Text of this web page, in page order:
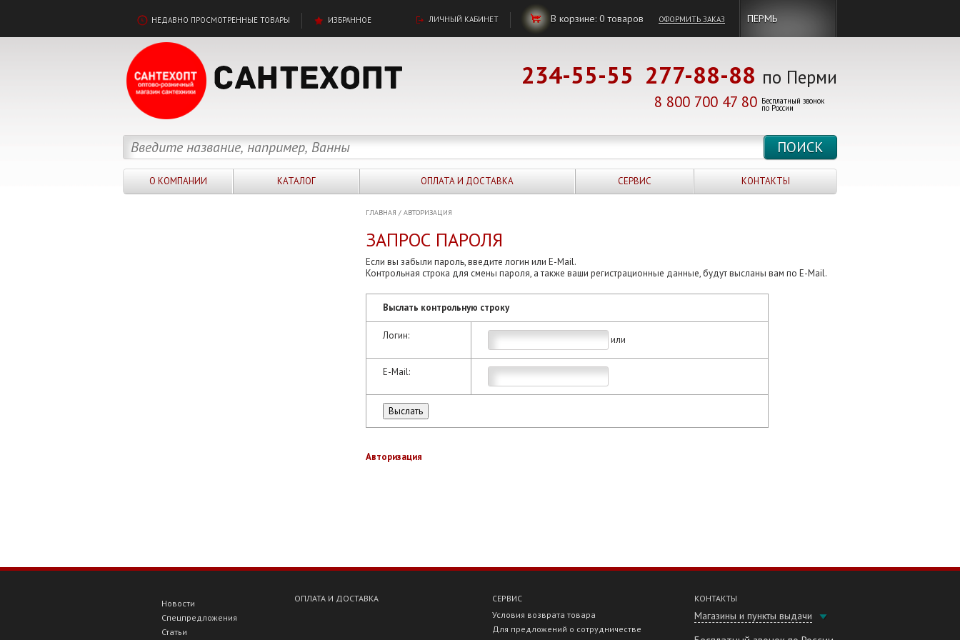
НЕДАВНО ПРОСМОТРЕННЫЕ ТОВАРЫ ИЗБРАННОЕ ЛИЧНЫЙ КАБИНЕТ В корзине: 0товаров ОФОРМИТЬ ЗАКАЗ ПЕРМЬ
234-55-55 277-88-88 по Перми
8 800 700 47 80 Бесплатный звонок
по России
О КОМПАНИИ КАТАЛОГ ОПЛАТА И ДОСТАВКА СЕРВИС КОНТАКТЫ
ГЛАВНАЯ / АВТОРИЗАЦИЯ
ЗАПРОС ПАРОЛЯ
Если вы забыли пароль, введите логин или E-Mail.
Контрольная строка для смены пароля, а также ваши регистрационные данные, будут высланы вам по E-Mail.
Выслать контрольную строку
Логин: или
E-Mail:
Авторизация
КОНТАКТЫ
Магазины и пункты выдачи
Новости
Спецпредложения
Статьи
ОПЛАТА И ДОСТАВКА
СЕРВИС
Условия возврата товара
Для предложений о сотрудничестве